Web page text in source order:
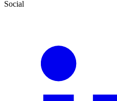
Social